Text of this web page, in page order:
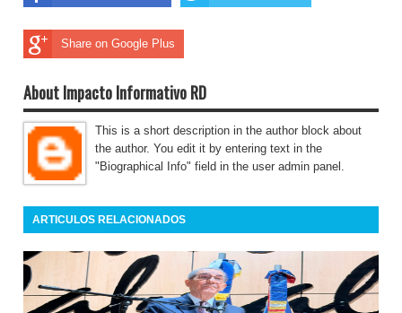
Share on Google Plus
About Impacto Informativo RD
This is a short description in the author block about
the author. You edit it by entering text in the
"Biographical Info" field in the user admin panel.
ARTICULOS RELACIONADOS